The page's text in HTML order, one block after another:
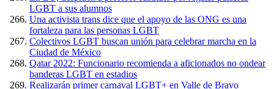
LGBT a sus alumnos
Una activista trans dice que el apoyo de las ONG es una
fortaleza para las personas LGBT
Colectivos LGBT buscan unión para celebrar marcha en la
Ciudad de México
Qatar 2022: Funcionario recomienda a aficionados no ondear
banderas LGBT en estadios
Realizarán primer carnaval LGBT+ en Valle de Bravo